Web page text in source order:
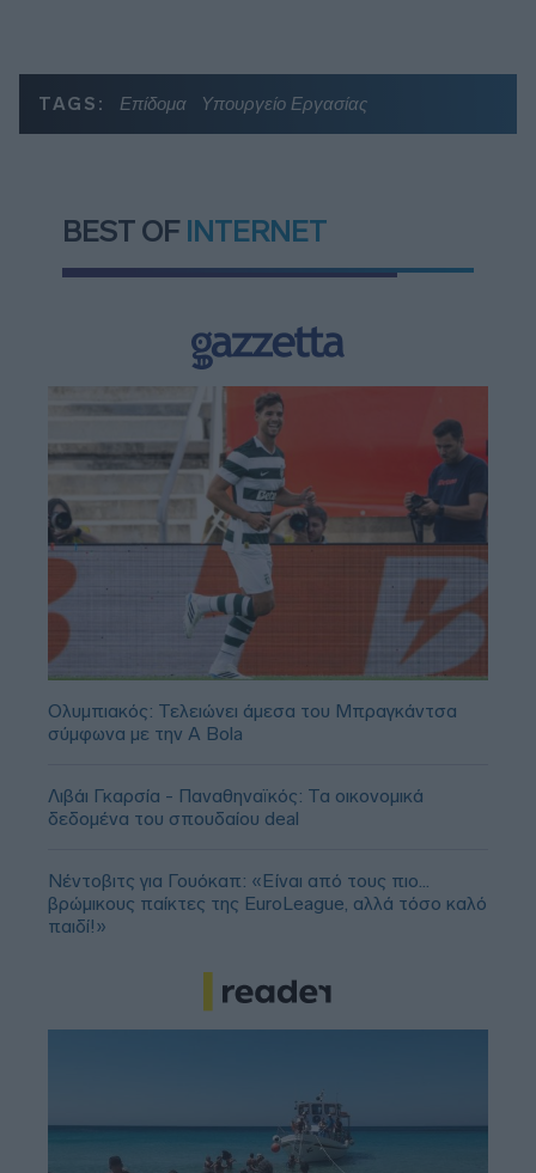
TAGS: Επίδομα Υπουργείο Εργασίας
BEST OF INTERNET
Ολυμπιακός: Τελειώνει άμεσα του Μπραγκάντσα
σύμφωνα με την A Bola
Λιβάι Γκαρσία - Παναθηναϊκός: Τα οικονομικά
δεδομένα του σπουδαίου deal
Νέντοβιτς για Γουόκαπ: «Είναι από τους πιο...
βρώμικους παίκτες της EuroLeague, αλλά τόσο καλό
παιδί!»